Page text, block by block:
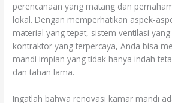
perencanaan yang matang dan
lokal. Dengan memperhatikan aspek-
material yang tepat, sistem ventilasi
kontraktor yang terpercaya, Anda bisa
mandi impian yang tidak hanya indah
dan tahan lama.
Ingatlah bahwa renovasi kamar mandi